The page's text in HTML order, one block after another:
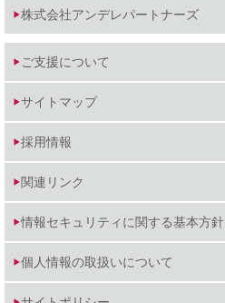
株式会社アンデレパートナーズ
ご支援について
サイトマップ
採用情報
関連リンク
情報セキュリティに関する基本方針
個人情報の取扱いについて